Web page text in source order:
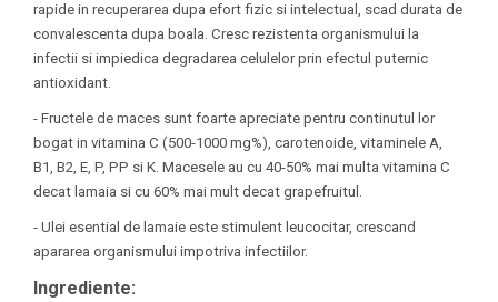
rapide in recuperarea dupa efort fizic si intelectual, scad durata de
convalescenta dupa boala. Cresc rezistenta organismului la
infectii si impiedica degradarea celulelor prin efectul puternic
antioxidant.
- Fructele de maces sunt foarte apreciate pentru continutul lor
bogat in vitamina C (500-1000 mg%), carotenoide, vitaminele A,
B1, B2, E, P, PP si K. Macesele au cu 40-50% mai multa vitamina C
decat lamaia si cu 60% mai mult decat grapefruitul.
- Ulei esential de lamaie este stimulent leucocitar, crescand
apararea organismului impotriva infectiilor.
Ingrediente: